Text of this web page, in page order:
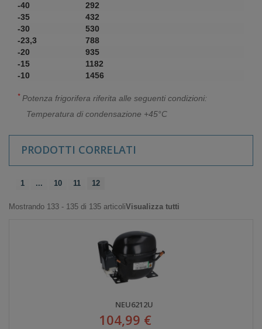
-40
292
-35
432
-30
530
-23,3
788
-20
935
-15
1182
-10
1456
* Potenza frigorifera riferita alle seguenti condizioni:
Temperatura di condensazione +45°C
PRODOTTI CORRELATI
1 ... 10 11 12
Mostrando 133 - 135 di 135 articoliVisualizza tutti
NEU6212U
104,99 €